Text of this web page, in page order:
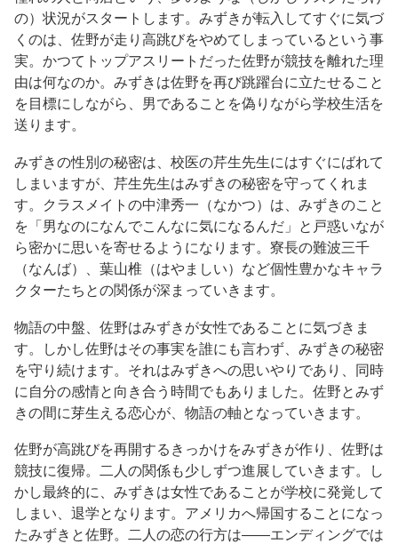
の）状況がスタートします。みずきが転入してすぐに気づ
くのは、佐野が走り高跳びをやめてしまっているという事
実。かつてトップアスリートだった佐野が競技を離れた理
由は何なのか。みずきは佐野を再び跳躍台に立たせること
を目標にしながら、男であることを偽りながら学校生活を
送ります。
みずきの性別の秘密は、校医の芹生先生にはすぐにばれて
しまいますが、芹生先生はみずきの秘密を守ってくれま
す。クラスメイトの中津秀一（なかつ）は、みずきのこと
を「男なのになんでこんなに気になるんだ」と戸惑いなが
ら密かに思いを寄せるようになります。寮長の難波三千
（なんば）、葉山椎（はやましい）など個性豊かなキャラ
クターたちとの関係が深まっていきます。
物語の中盤、佐野はみずきが女性であることに気づきま
す。しかし佐野はその事実を誰にも言わず、みずきの秘密
を守り続けます。それはみずきへの思いやりであり、同時
に自分の感情と向き合う時間でもありました。佐野とみず
きの間に芽生える恋心が、物語の軸となっていきます。
佐野が高跳びを再開するきっかけをみずきが作り、佐野は
競技に復帰。二人の関係も少しずつ進展していきます。し
かし最終的に、みずきは女性であることが学校に発覚して
しまい、退学となります。アメリカへ帰国することになっ
たみずきと佐野。二人の恋の行方は——エンディングでは